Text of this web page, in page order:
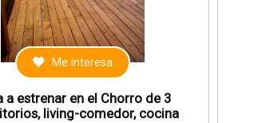
Me interesa
a estrenar en el Chorro de 3
living-comedor, cocina